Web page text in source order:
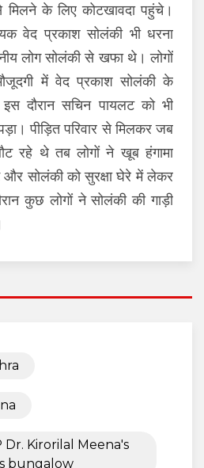
मिलने के लिए कोटखावदा पहुंचे।
वेद प्रकाश सोलंकी भी धरना
लोग सोलंकी से खफा थे। लोगों
में वेद प्रकाश सोलंकी के
दौरान सचिन पायलट को भी
पीड़ित परिवार से मिलकर जब
रहे थे तब लोगों ने खूब हंगामा
सोलंकी को सुरक्षा घेरे में लेकर
कुछ लोगों ने सोलंकी की गाड़ी
Dr. Kirorilal Meena's
bungalow